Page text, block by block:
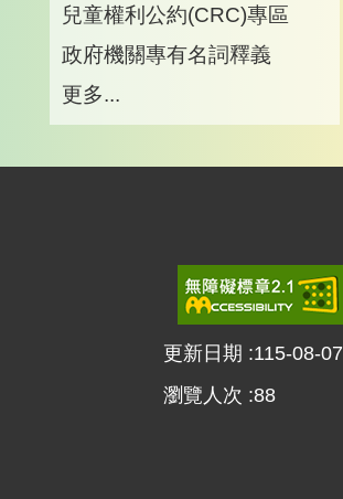
兒童權利公約(CRC)專區
政府機關專有名詞釋義
更多...
更新日期 115-08-07
瀏覽人次 88